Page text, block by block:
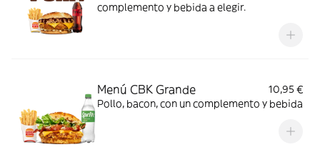
complemento y bebida a elegir.
Menú CBK Grande
10,95 €
Pollo, bacon, con un complemento y bebida